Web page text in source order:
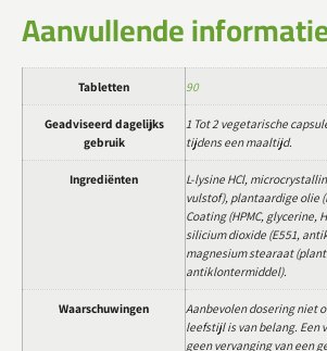
Aanvullende
Tabletten 90
Geadviseerd dagelijks
gebruik
1 Tot 2 vegetarische
tijdens een maaltijd.
Ingrediënten
L-lysine HCl,
vulstof), plantaardige olie
Coating (HPMC, glycerine,
silicium dioxide (E551,
magnesium stearaat
antiklontermiddel).
Waarschuwingen
Aanbevolen dosering niet
leefstijl is van belang. Een
geen vervanging van een